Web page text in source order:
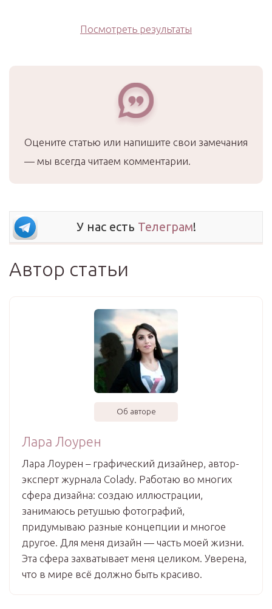
Посмотреть результаты
Оцените статью или напишите свои замечания
— мы всегда читаем комментарии.
У нас есть Телеграм!
Автор статьи
Об авторе
Лара Лоурен
Лара Лоурен – графический дизайнер, автор-
эксперт журнала Colady. Работаю во многих
сфера дизайна: создаю иллюстрации,
занимаюсь ретушью фотографий,
придумываю разные концепции и многое
другое. Для меня дизайн — часть моей жизни.
Эта сфера захватывает меня целиком. Уверена,
что в мире всё должно быть красиво.